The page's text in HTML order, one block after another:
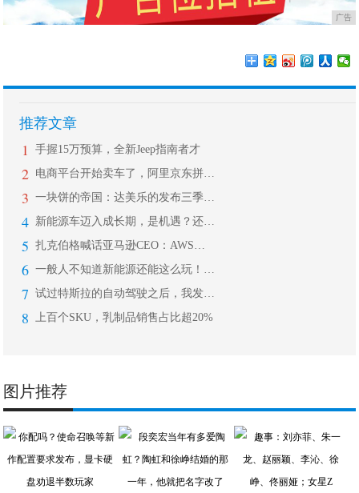
广告
推荐文章
1 手握15万预算，全新Jeep指南者才
2 电商平台开始卖车了，阿里京东拼多多强
3 一块饼的帝国：达美乐的发布三季度财报
4 新能源车迈入成长期，是机遇？还是挑战
5 扎克伯格喊话亚马逊CEO：AWS云服
6 一般人不知道新能源还能这么玩！看懂这
7 试过特斯拉的自动驾驶之后，我发现自己
8 上百个SKU，乳制品销售占比超20%
图片推荐